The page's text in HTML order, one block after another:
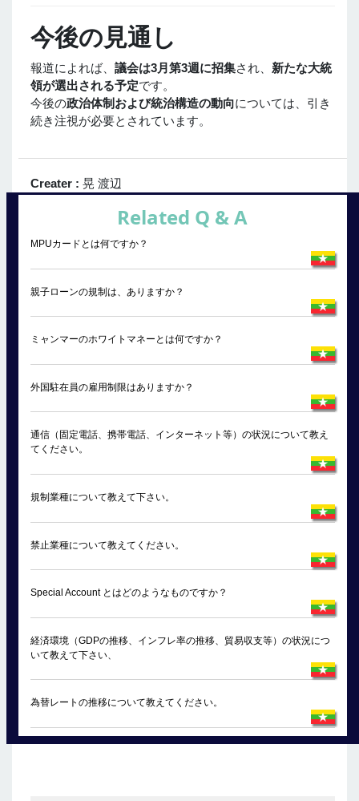
今後の見通し
報道によれば、 議会は3月第3週に招集され、 新たな大統
領が選出される予定です。
今後の政治体制および統治構造の動向については、引き
続き注視が必要とされています。
Creater : 晃 渡辺
Related Q & A
MPUカードとは何ですか？
親子ローンの規制は、ありますか？
ミャンマーのホワイトマネーとは何ですか？
外国駐在員の雇用制限はありますか？
通信（固定電話、携帯電話、インターネット等）の状況について教え
てください。
規制業種について教えて下さい。
禁止業種について教えてください。
Special Account とはどのようなものですか？
経済環境（GDPの推移、インフレ率の推移、貿易収支等）の状況につ
いて教えて下さい、
為替レートの推移について教えてください。